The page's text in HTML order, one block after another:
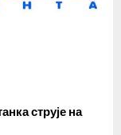
струје на